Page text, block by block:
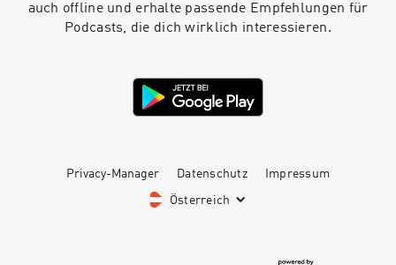
auch offline und erhalte passende Empfehlungen für
Podcasts, die dich wirklich interessieren.
Privacy-Manager Datenschutz Impressum
Österreich